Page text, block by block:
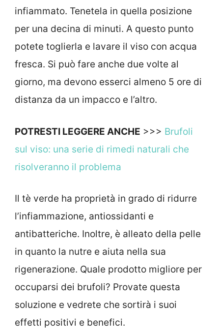
infiammato. Tenetela in quella posizione
per una decina di minuti. A questo punto
potete toglierla e lavare il viso con acqua
fresca. Si può fare anche due volte al
giorno, ma devono esserci almeno 5 ore di
distanza da un impacco e l’altro.
POTRESTI LEGGERE ANCHE >>> Brufoli
sul viso: una serie di rimedi naturali che
risolveranno il problema
Il tè verde ha proprietà in grado di ridurre
l’infiammazione, antiossidanti e
antibatteriche. Inoltre, è alleato della pelle
in quanto la nutre e aiuta nella sua
rigenerazione. Quale prodotto migliore per
occuparsi dei brufoli? Provate questa
soluzione e vedrete che sortirà i suoi
effetti positivi e benefici.